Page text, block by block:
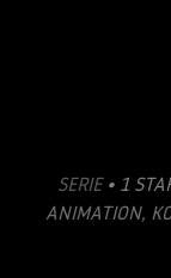
SERIE • 1
ANIMATION,